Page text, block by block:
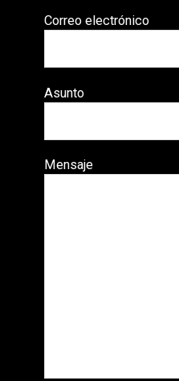
Correo electrónico
Asunto
Mensaje